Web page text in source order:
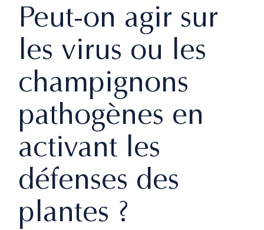
Peut-on agir sur
les virus ou les
champignons
pathogènes en
activant les
défenses des
plantes ?